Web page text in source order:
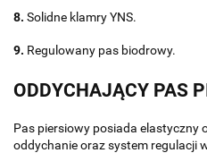
8. Solidne klamry YNS.
9. Regulowany pas biodrowy.
ODDYCHAJĄCY PAS
Pas piersiowy posiada elastyczny
oddychanie oraz system regulacji